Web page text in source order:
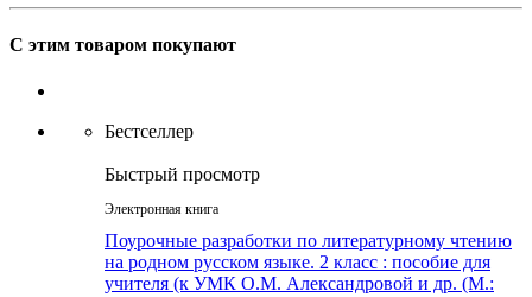
С этим товаром покупают
Бестселлер
Быстрый просмотр
Электронная книга
Поурочные разработки по литературному чтению
на родном русском языке. 2 класс : пособие для
учителя (к УМК О.М. Александровой и др. (М.: